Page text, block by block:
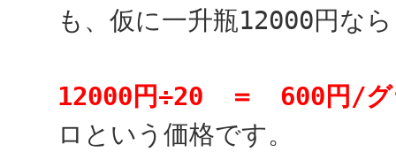
も、仮に一升瓶12000円なら
12000円÷20 ＝ 600円/グ
ロという価格です。